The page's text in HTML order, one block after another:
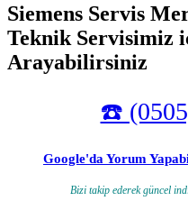
Siemens Servis
Teknik Servisimiz
Arayabilirsiniz
☎️
Google'da Yorum
Bizi takip ederek güncel